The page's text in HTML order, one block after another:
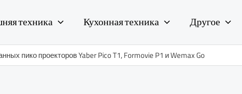
техника Кухонная техника Другое
пико проекторов Yaber Pico T1, Formovie P1 и Wemax Go